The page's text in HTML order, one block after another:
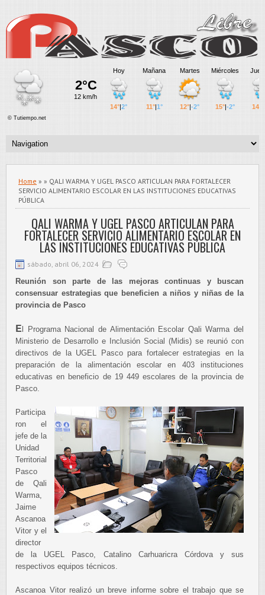
Home » » QALI WARMA Y UGEL PASCO ARTICULAN PARA FORTALECER
SERVICIO ALIMENTARIO ESCOLAR EN LAS INSTITUCIONES EDUCATIVAS
PÚBLICA
QALI WARMA Y UGEL PASCO ARTICULAN PARA
FORTALECER SERVICIO ALIMENTARIO ESCOLAR EN
LAS INSTITUCIONES EDUCATIVAS PÚBLICA
sábado, abril 06, 2024
Reunión son parte de las mejoras continuas y buscan
consensuar estrategias que beneficien a niños y niñas de la
provincia de Pasco
E l Programa Nacional de Alimentación Escolar Qali Warma del
Ministerio de Desarrollo e Inclusión Social (Midis) se reunió con
directivos de la UGEL Pasco para fortalecer estrategias en la
preparación de la alimentación escolar en 403 instituciones
educativas en beneficio de 19 449 escolares de la provincia de
Pasco.
Participa
ron el
jefe de la
Unidad
Territorial
Pasco
de Qali
Warma,
Jaime
Ascanoa
Vitor y el
director
de la UGEL Pasco, Catalino Carhuaricra Córdova y sus
respectivos equipos técnicos.
Ascanoa Vitor realizó un breve informe sobre el trabajo que se